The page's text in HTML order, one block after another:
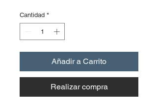
Cantidad *
Añadir a Carrito
Realizar compra